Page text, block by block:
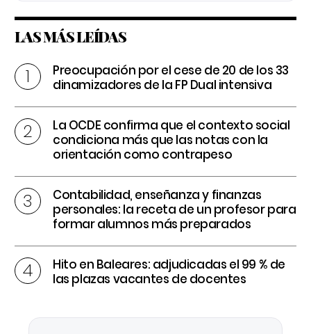
LAS MÁS LEÍDAS
Preocupación por el cese de 20 de los 33
dinamizadores de la FP Dual intensiva
La OCDE confirma que el contexto social
condiciona más que las notas con la
orientación como contrapeso
Contabilidad, enseñanza y finanzas
personales: la receta de un profesor para
formar alumnos más preparados
Hito en Baleares: adjudicadas el 99 % de
las plazas vacantes de docentes